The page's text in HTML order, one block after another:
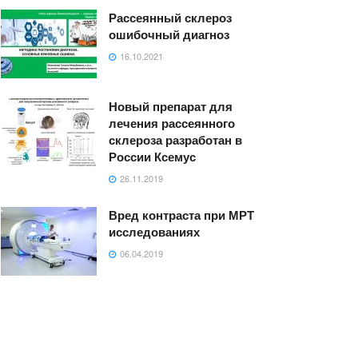
Рассеянный склероз
ошибочный диагноз
16.10.2021
Новый препарат для
лечения рассеянного
склероза разработан в
России Ксемус
26.11.2019
Вред контраста при МРТ
исследованиях
06.04.2019